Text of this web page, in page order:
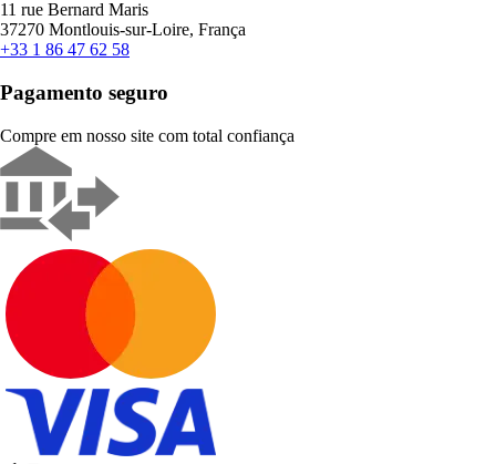
11 rue Bernard Maris
37270 Montlouis-sur-Loire, França
+33 1 86 47 62 58
Pagamento seguro
Compre em nosso site com total confiança